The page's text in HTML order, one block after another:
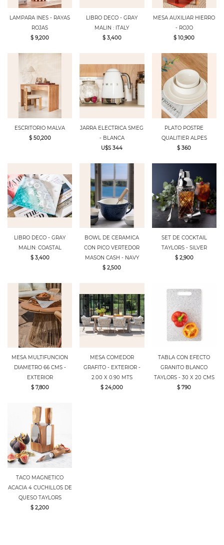
LAMPARA INES - RAYAS
ROJAS
$ 9,200
LIBRO DECO - GRAY
MALIN : ITALY
$ 3,400
MESA AUXILIAR HIERRO
- ROJO
$ 10,900
ESCRITORIO MALVA
$ 50,200
JARRA ELECTRICA SMEG
- BLANCA
U$S 344
PLATO POSTRE
QUALITIER ALPES
$ 360
LIBRO DECO - GRAY
MALIN: COASTAL
$ 3,400
BOWL DE CERAMICA
CON PICO VERTEDOR
MASON CASH - NAVY
$ 2,500
SET DE COCKTAIL
TAYLORS - SILVER
$ 2,900
MESA MULTIFUNCION
DIAMETRO 66 CMS -
EXTERIOR
$ 7,800
MESA COMEDOR
GRAFITO - EXTERIOR -
2.00 X 0.90 MTS
$ 24,000
TABLA CON EFECTO
GRANITO BLANCO
TAYLORS - 30 X 20 CMS
$ 790
TACO MAGNETICO
ACACIA 4 CUCHILLOS DE
QUESO TAYLORS
$ 2,200